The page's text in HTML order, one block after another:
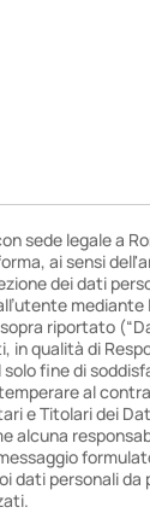
sede legale a
ai sensi
dei dati
mediante
riportato
in qualità di
fine di
al
e Titolari dei
alcuna
dati personali da